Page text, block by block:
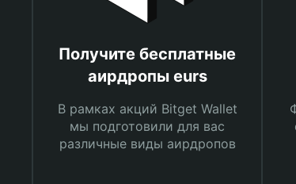
Получите бесплатные
аирдропы eurs
В рамках акций Bitget Wallet
мы подготовили для вас
различные виды аирдропов